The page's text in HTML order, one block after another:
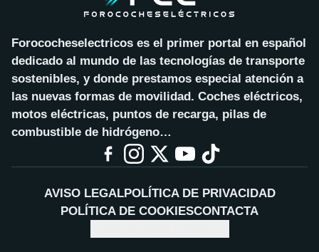
Forococheselectricos es el primer portal en español
dedicado al mundo de las tecnologías de transporte
sostenibles, y donde prestamos especial atención a
las nuevas formas de movilidad. Coches eléctricos,
motos eléctricas, puntos de recarga, pilas de
combustible de hidrógeno…
AVISO LEGALPOLÍTICA DE PRIVACIDAD
POLÍTICA DE COOKIESCONTACTA